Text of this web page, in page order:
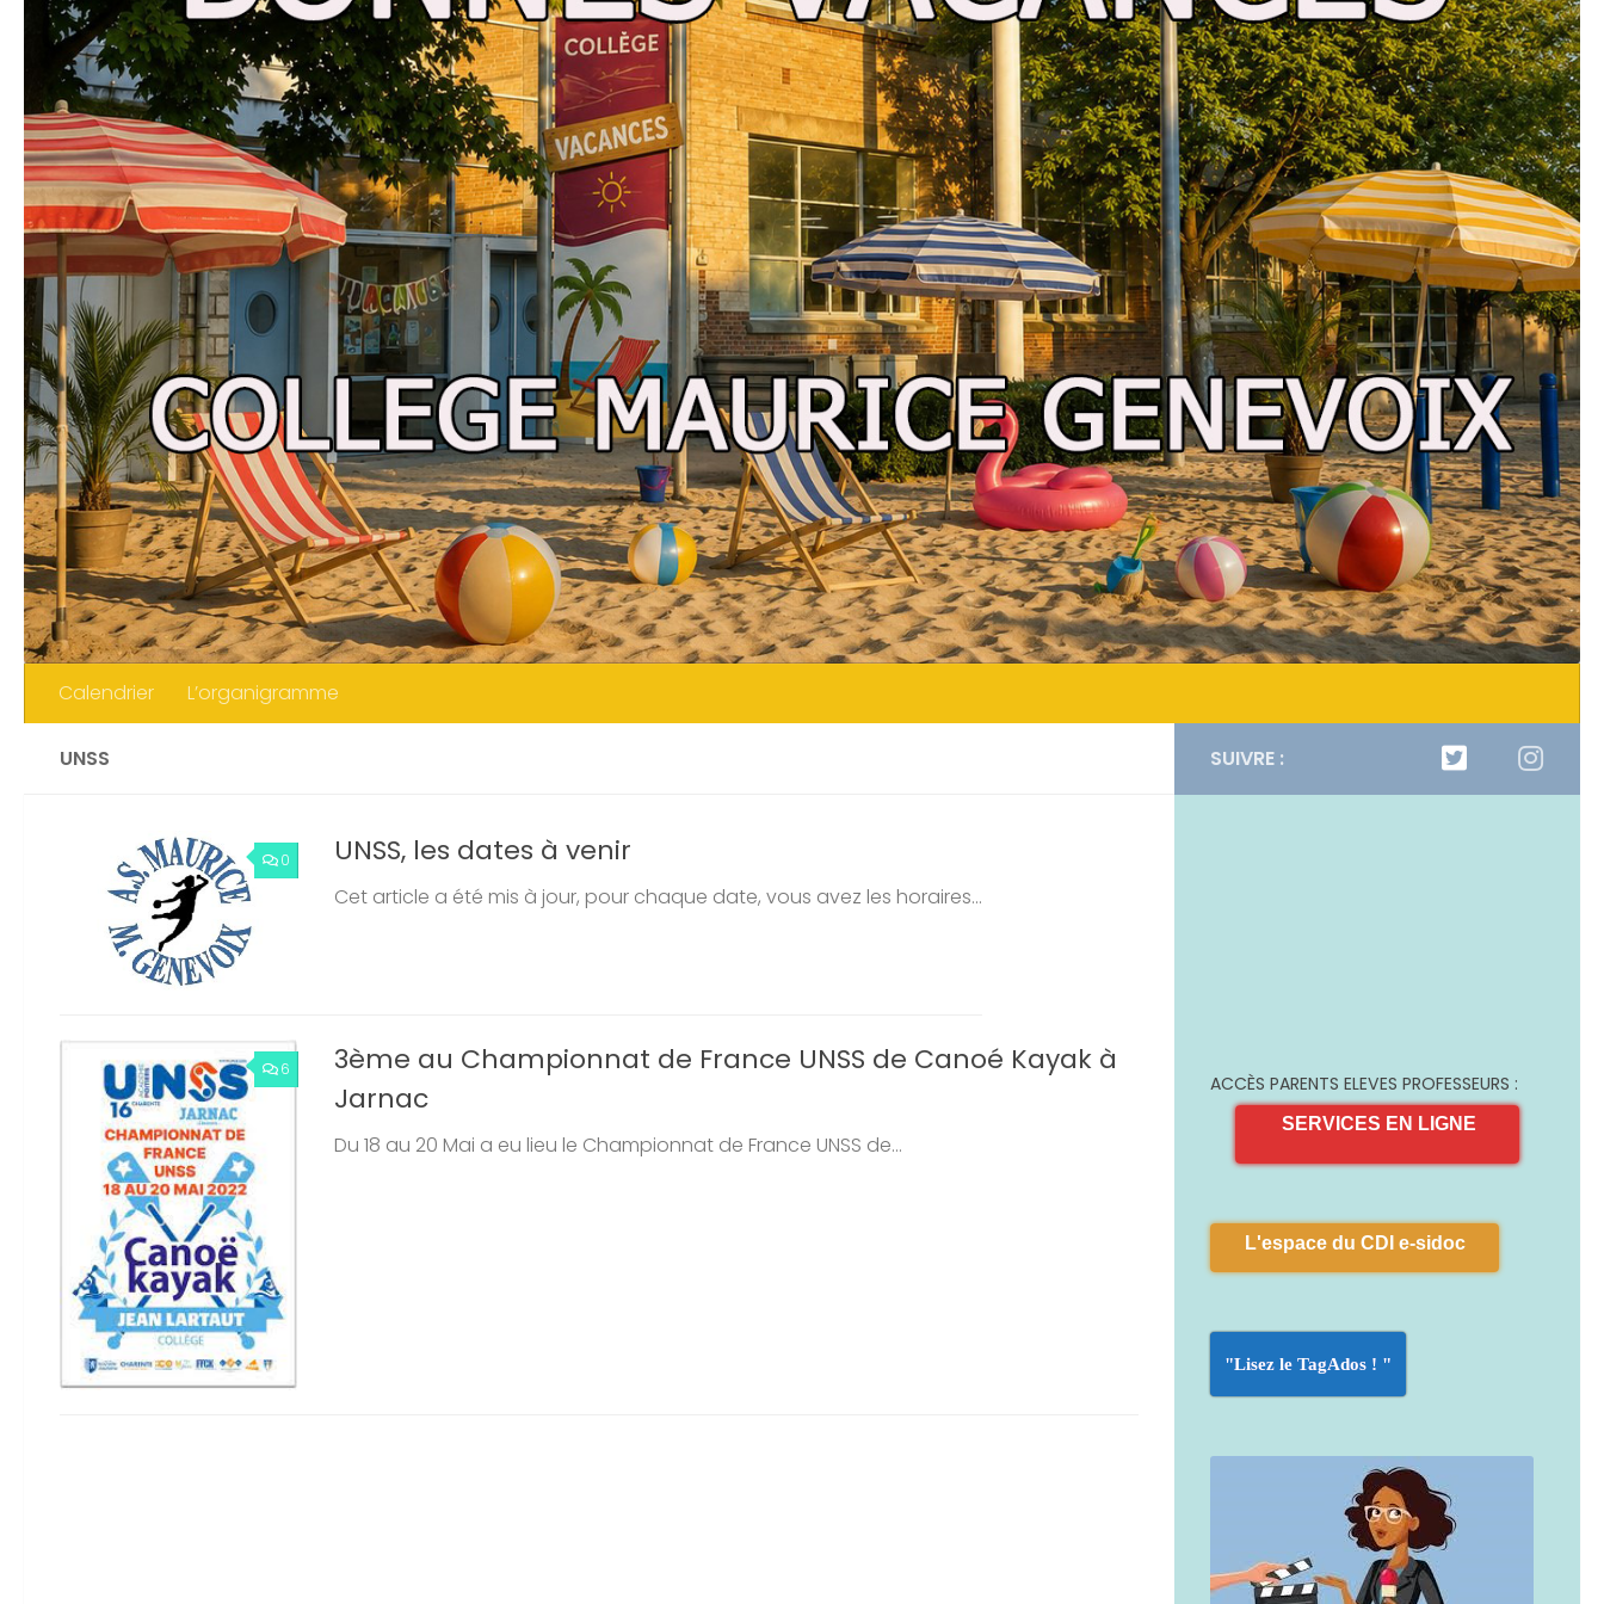
Calendrier L’organigramme
UNSS
0 UNSS, les dates à venir
Cet article a été mis à jour, pour chaque date, vous avez les horaires...
6
3ème au Championnat de France UNSS de Canoé Kayak à
Jarnac
Du 18 au 20 Mai a eu lieu le Championnat de France UNSS de...
SUIVRE :
ACCÈS PARENTS ELEVES PROFESSEURS :
SERVICES EN LIGNE
L'espace du CDI e-sidoc
"Lisez le TagAdos ! "